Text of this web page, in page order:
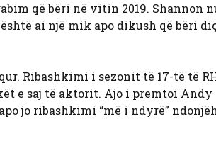
që bëri në vitin 2019. Shannon
ai një mik apo dikush që bëri
Ribashkimi i sezonit të 17-të të
e saj të aktorit. Ajo i premtoi Andy
jo ribashkimi “më i ndyrë”